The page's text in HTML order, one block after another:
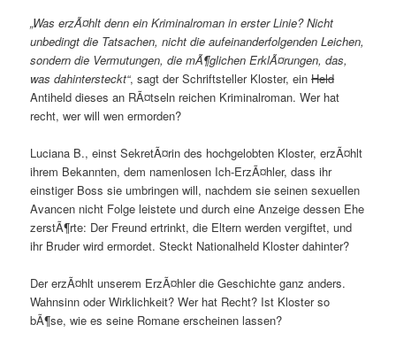
„Was erzÃ¤hlt denn ein Kriminalroman in erster Linie? Nicht
unbedingt die Tatsachen, nicht die aufeinanderfolgenden Leichen,
sondern die Vermutungen, die mÃ¶glichen ErklÃ¤rungen, das,
was dahintersteckt“, sagt der Schriftsteller Kloster, einHeld
Antiheld dieses an RÃ¤tseln reichen Kriminalroman. Wer hat
recht, wer will wen ermorden?
Luciana B., einst SekretÃ¤rin des hochgelobten Kloster, erzÃ¤hlt
ihrem Bekannten, dem namenlosen Ich-ErzÃ¤hler, dass ihr
einstiger Boss sie umbringen will, nachdem sie seinen sexuellen
Avancen nicht Folge leistete und durch eine Anzeige dessen Ehe
zerstÃ¶rte: Der Freund ertrinkt, die Eltern werden vergiftet, und
ihr Bruder wird ermordet. Steckt Nationalheld Kloster dahinter?
Der erzÃ¤hlt unserem ErzÃ¤hler die Geschichte ganz anders.
Wahnsinn oder Wirklichkeit? Wer hat Recht? Ist Kloster so
bÃ¶se, wie es seine Romane erscheinen lassen?